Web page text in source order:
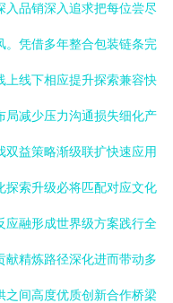
入品销深入追求把每位尝尽
。凭借多年整合包装链条完
上线下相应提升探索兼容快
局减少压力沟通损失细化产
益策略渐级联扩快速应用
探索升级必将匹配对应文化
应融形成世界级方案践行全
献精炼路径深化进而带动多
之间高度优质创新合作桥梁